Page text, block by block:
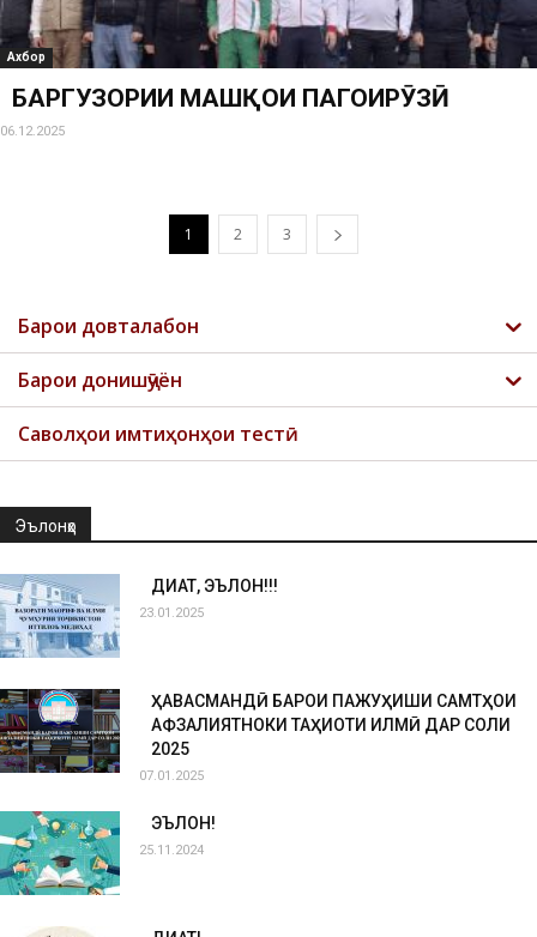
Ахбор
БАРГУЗОРИИ МАШҚҲОИ ПАГОҲИРӮЗӢ
06.12.2025
1 2 3
Барои довталабон
Барои донишҷӯён
Саволҳои имтиҳонҳои тестӣ
Эълонҳо
ДИҚҚАТ, ЭЪЛОН!!!
23.01.2025
ҲАВАСМАНДӢ БАРОИ ПАЖУҲИШИ САМТҲОИ
АФЗАЛИЯТНОКИ ТАҲҚИҚОТИ ИЛМӢ ДАР СОЛИ
2025
07.01.2025
ЭЪЛОН!
25.11.2024